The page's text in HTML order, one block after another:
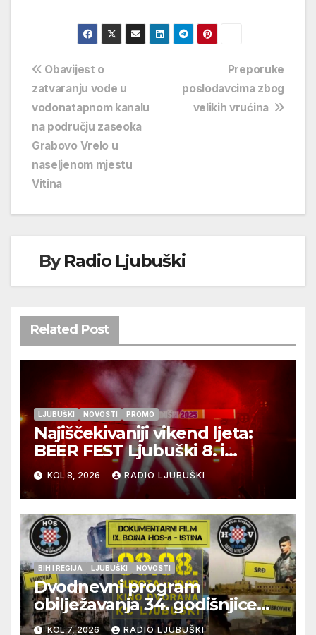
Navigacija
objava
Preporuke
poslodavcima zbog
velikih vrućina
Obavijest o
zatvaranju vode u
vodonatapnom kanalu
na području zaseoka
Grabovo Vrelo u
naseljenom mjestu
Vitina
ByRadio Ljubuški
Related Post
LJUBUŠKI NOVOSTI PROMO
Najiščekivaniji vikend ljeta:
BEER FEST Ljubuški 8. i
9.kolovoza
KOL 8, 2026 RADIO LJUBUŠKI
BIH I REGIJA LJUBUŠKI NOVOSTI
Dvodnevni program
obilježavanja 34. godišnjice
pogibije generala Blaža
KOL 7, 2026 RADIO LJUBUŠKI